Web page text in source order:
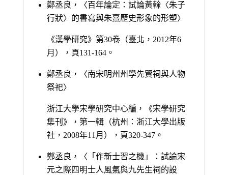
鄭丞良，〈百年論定：試論黃榦〈朱子
行狀〉的書寫與朱熹歷史形象的形塑〉
《漢學研究》第30卷（臺北，2012年6
月），頁131-164。
鄭丞良，〈南宋明州州學先賢祠與人物
祭祀〉
浙江大學宋學研究中心編，《宋學研究
集刊》，第一輯（杭州：浙江大學出版
社，2008年11月），頁320-347。
鄭丞良，〈「作新士習之機」：試論宋
元之際四明士人風氣與九先生祠的設